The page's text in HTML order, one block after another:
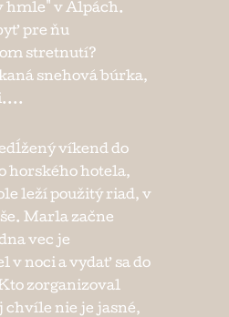
hmle" v Alpách.
pre ňu
stretnutí?
snehová búrka,
víkend do
horského hotela,
leží použitý riad, v
Marla začne
vec je
v noci a vydať sa do
zorganizoval
chvíle nie je jasné,